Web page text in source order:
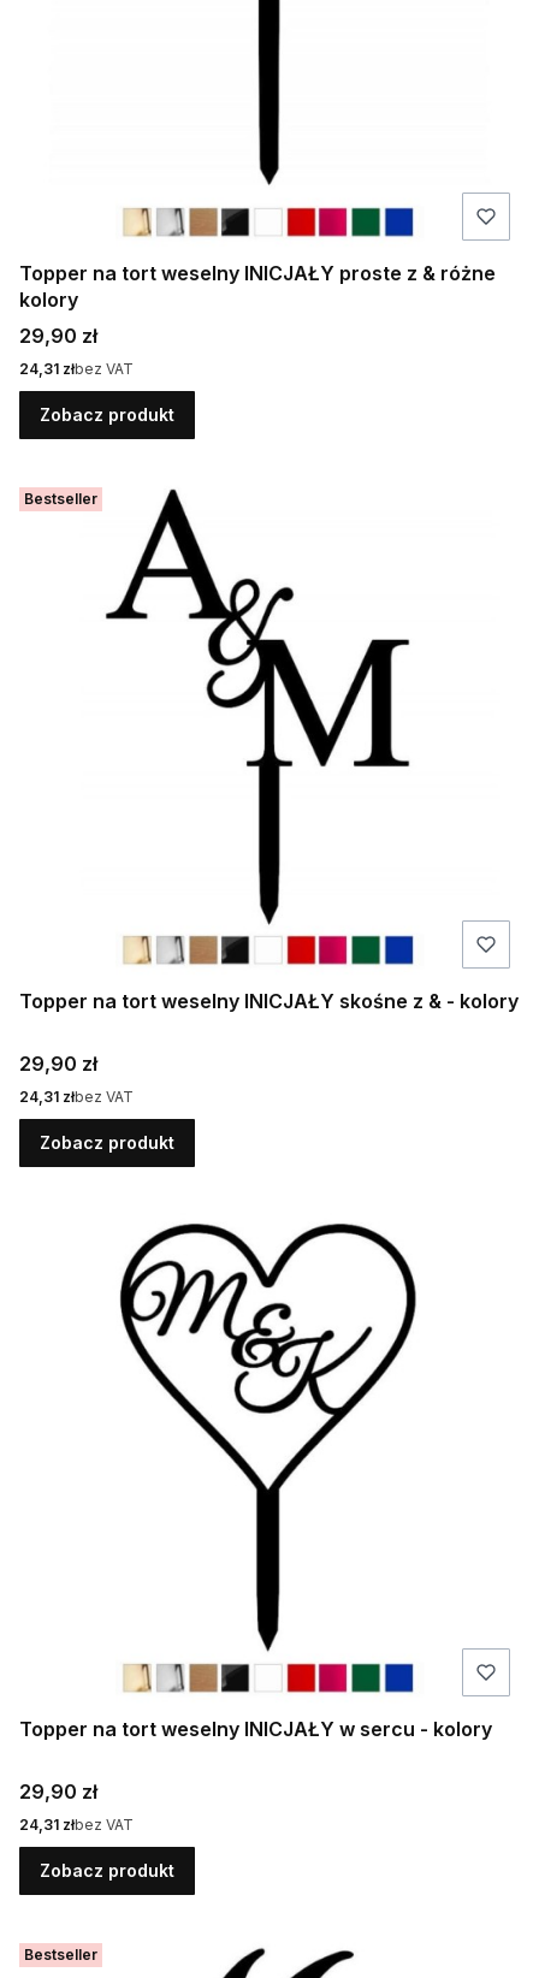
Topper na tort weselny INICJAŁY proste z & różne
kolory
Cena
29,90 zł
Cena
24,31 złbez VAT
Zobacz produkt
Bestseller
Topper na tort weselny INICJAŁY skośne z & - kolory
Cena
29,90 zł
Cena
24,31 złbez VAT
Zobacz produkt
Topper na tort weselny INICJAŁY w sercu - kolory
Cena
29,90 zł
Cena
24,31 złbez VAT
Zobacz produkt
Bestseller